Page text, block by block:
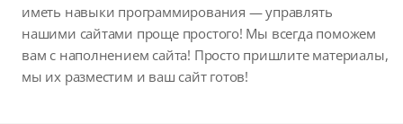
иметь навыки программирования — управлять
нашими сайтами проще простого! Мы всегда поможем
вам с наполнением сайта! Просто пришлите материалы,
мы их разместим и ваш сайт готов!